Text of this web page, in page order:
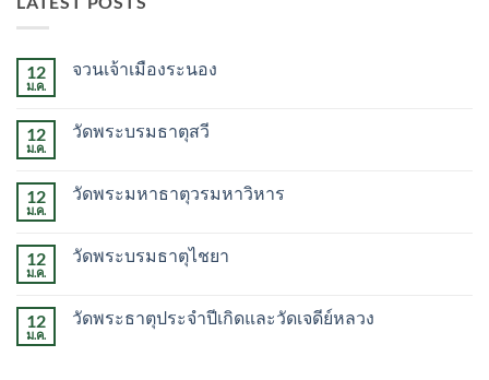
12
ม.ค.
จวนเจ้าเมืองระนอง
บน
ระนอง
12
ม.ค.
วัดพระบรมธาตุสวี
บน
สวี
12
ม.ค.
วัดพระมหาธาตุวรมหาวิหาร
บน
วรมหาวิหาร
12
ม.ค.
วัดพระบรมธาตุไชยา
บน
12
ม.ค.
วัดพระธาตุประจำปีเกิดและวัดเจดีย์หลวง